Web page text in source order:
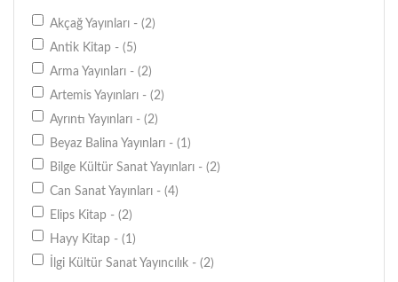
Akçağ Yayınları - (2)
Antik Kitap - (5)
Arma Yayınları - (2)
Artemis Yayınları - (2)
Ayrıntı Yayınları - (2)
Beyaz Balina Yayınları - (1)
Bilge Kültür Sanat Yayınları - (2)
Can Sanat Yayınları - (4)
Elips Kitap - (2)
Hayy Kitap - (1)
İlgi Kültür Sanat Yayıncılık - (2)